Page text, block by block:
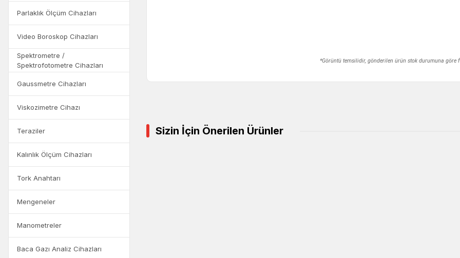
Parlaklık Ölçüm Cihazları
Video Boroskop Cihazları
Spektrometre /
Spektrofotometre Cihazları
Gaussmetre Cihazları
Viskozimetre Cihazı
Teraziler
Kalınlık Ölçüm Cihazları
Tork Anahtarı
Mengeneler
Manometreler
Baca Gazı Analiz Cihazları
*Görüntü temsilidir, gönderilen ürün stok durumuna göre
Sizin İçin Önerilen Ürünler